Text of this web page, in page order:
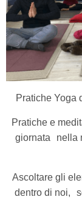
Pratiche Yoga
Pratiche e
giornata nella
Ascoltare gli
dentro di noi,